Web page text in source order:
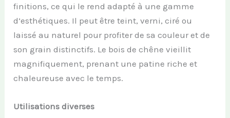
finitions, ce qui le rend adapté à une gamme
d’esthétiques. Il peut être teint, verni, ciré ou
laissé au naturel pour profiter de sa couleur et de
son grain distinctifs. Le bois de chêne vieillit
magnifiquement, prenant une patine riche et
chaleureuse avec le temps.
Utilisations diverses